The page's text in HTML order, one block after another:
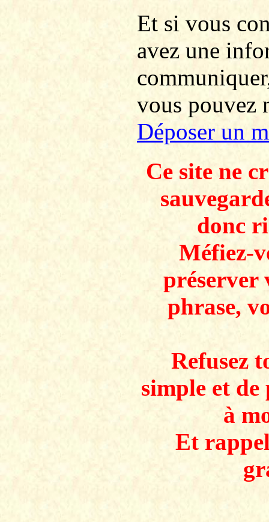
Et si vous
avez une
vous pouvez
Déposer un
Ce site ne
donc
Méfiez-
préserver
phrase,
Refusez
simple et
à
Et